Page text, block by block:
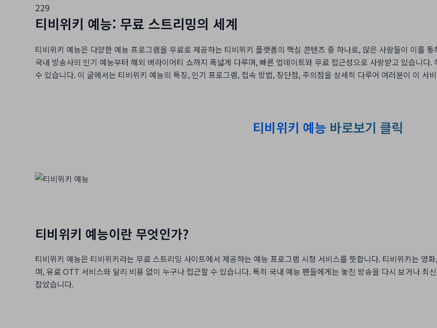
229
티비위키 예능: 무료 스트리밍의 세계
티비위키 예능은 다양한 예능 프로그램을 무료로 제공하는 티비위키 플랫폼의 핵심 콘텐츠 중 하나로, 많은 사람들이 이를
국내 방송사의 인기 예능부터 해외 버라이어티 쇼까지 폭넓게 다루며, 빠른 업데이트와 무료 접근성으로 사랑받고 있습니다
수 있습니다. 이 글에서는 티비위키 예능의 특징, 인기 프로그램, 접속 방법, 장단점, 주의점을 상세히 다루어 여러분이 이 서
티비위키 예능 바로보기 클릭
티비위키 예능이란 무엇인가?
티비위키 예능은 티비위키라는 무료 스트리밍 사이트에서 제공하는 예능 프로그램 시청 서비스를 뜻합니다. 티비위키는 영
며, 유료 OTT 서비스와 달리 비용 없이 누구나 접근할 수 있습니다. 특히 국내 예능 팬들에게는 놓친 방송을 다시 보거나 최
잡았습니다.